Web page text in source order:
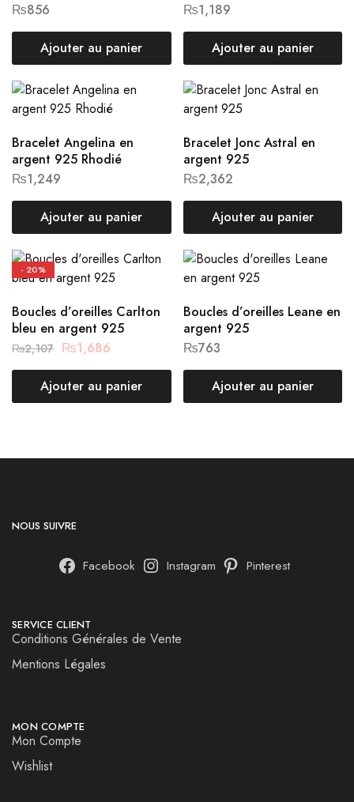
₨856
Ajouter au panier
₨1,189
Ajouter au panier
Bracelet Angelina en
argent 925 Rhodié
₨1,249
Ajouter au panier
Bracelet Jonc Astral en
argent 925
₨2,362
Ajouter au panier
- 20%
Boucles d’oreilles Carlton
bleu en argent 925
₨2,107 ₨1,686
Ajouter au panier
Boucles d’oreilles Leane en
argent 925
₨763
Ajouter au panier
NOUS SUIVRE
Facebook Instagram Pinterest
SERVICE CLIENT
Conditions Générales de Vente
Mentions Légales
MON COMPTE
Mon Compte
Wishlist